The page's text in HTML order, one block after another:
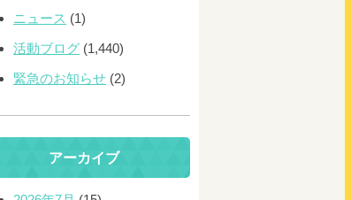
ニュース (1)
活動ブログ (1,440)
緊急のお知らせ (2)
アーカイブ